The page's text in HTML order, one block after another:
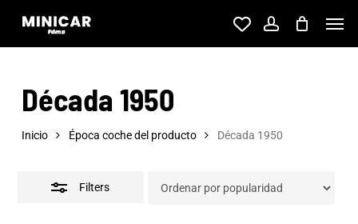
Skip
content
account
Década 1950
Inicio Época coche del producto Década 1950
Filters